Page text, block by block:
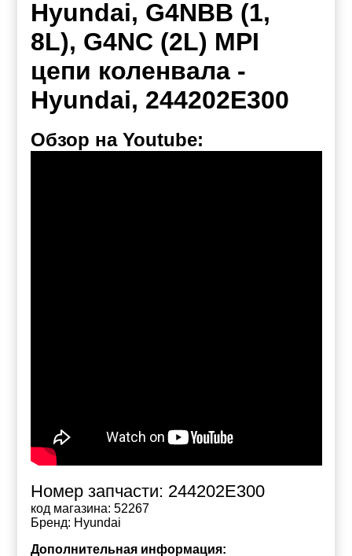
Hyundai, G4NBB (1,
8L), G4NC (2L) MPI
цепи коленвала -
Hyundai, 244202E300
Обзор на Youtube:
Номер запчасти: 244202E300
код магазина: 52267
Бренд: Hyundai
Дополнительная информация: